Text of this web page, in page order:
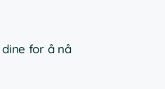
for å nå